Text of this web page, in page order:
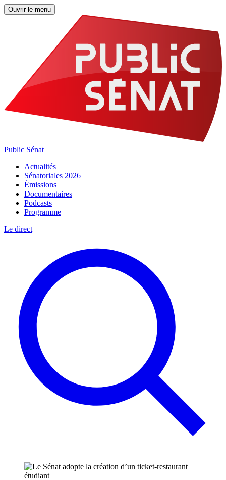
Ouvrir le menu
Public Sénat
Actualités
Sénatoriales 2026
Émissions
Documentaires
Podcasts
Programme
Le direct